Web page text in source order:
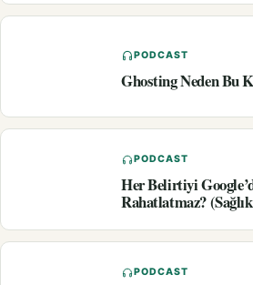
PODCAST
Ghosting Neden Bu
PODCAST
Her Belirtiyi
Rahatlatmaz? (Sağlık
PODCAST